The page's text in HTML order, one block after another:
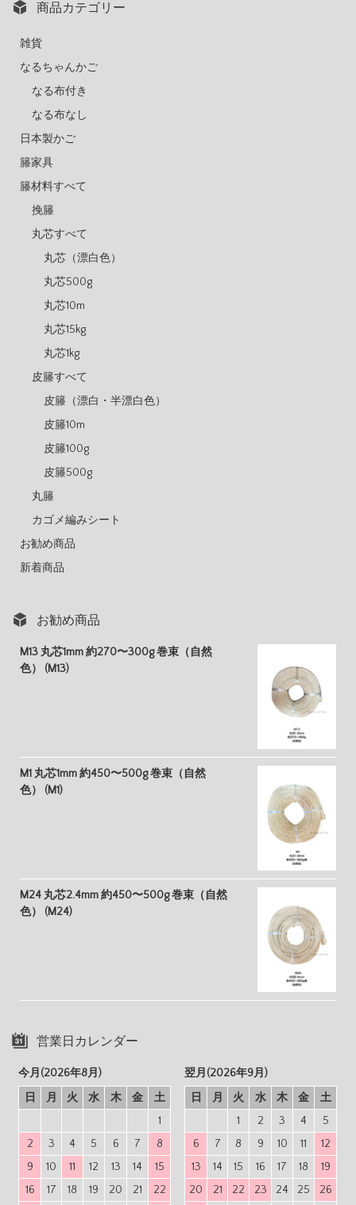
商品カテゴリー
雑貨
なるちゃんかご
なる布付き
なる布なし
日本製かご
籐家具
籐材料すべて
挽籐
丸芯すべて
丸芯（漂白色）
丸芯500g
丸芯10m
丸芯15kg
丸芯1kg
皮籐すべて
皮籐（漂白・半漂白色）
皮籐10m
皮籐100g
皮籐500g
丸籐
カゴメ編みシート
お勧め商品
新着商品
お勧め商品
M13 丸芯1mm 約270〜300g 巻束（自然
色） (M13)
M1 丸芯1mm 約450〜500g 巻束（自然
色） (M1)
M24 丸芯2.4mm 約450〜500g 巻束（自然
色） (M24)
営業日カレンダー
今月(2026年8月)
日
月 火 水 木 金
土
1
2
3 4 5 6 7
8
9
10 11 12 13 14
15
16
17 18 19 20 21 22
翌月(2026年9月)
日
月 火 水 木 金
土
1
2 3 4
5
6
7 8 9 10 11
12
13
14 15 16 17 18
19
20
21 22 23 24 25 26